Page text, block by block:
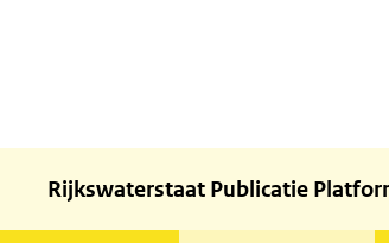
Rijkswaterstaat Publicatie